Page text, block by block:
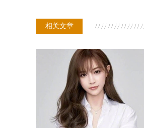
相关文章